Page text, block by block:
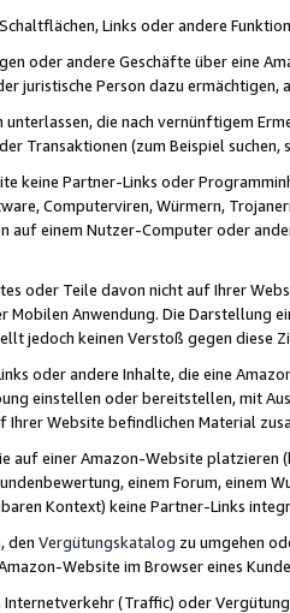
Links oder andere
oder andere Geschäfte über eine
juristische Person dazu
die nach vernünftigem
Transaktionen (zum Beispiel
keine Partner-Links oder
Computerviren, Würmern,
auf einem Nutzer-Computer oder
oder Teile davon nicht auf Ihrer
Mobilen Anwendung. Die Darstellung
jedoch keinen Verstoß gegen diese
oder andere Inhalte, die eine
einstellen oder bereitstellen, mit
Ihrer Website befindlichen Material
auf einer Amazon-Website
einem Forum, einem
Kontext) keine Partner-Links
den Vergütungskatalog zu umgehen
Website im Browser eines
Internetverkehr (Traffic) oder